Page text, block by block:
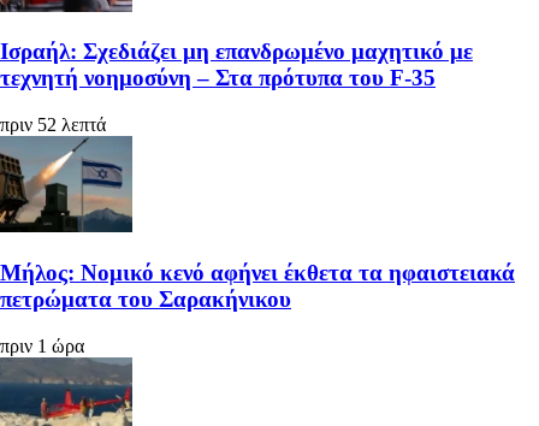
Ισραήλ: Σχεδιάζει μη επανδρωμένο μαχητικό με
τεχνητή νοημοσύνη – Στα πρότυπα του F-35
πριν 52 λεπτά
Μήλος: Νομικό κενό αφήνει έκθετα τα ηφαιστειακά
πετρώματα του Σαρακήνικου
πριν 1 ώρα